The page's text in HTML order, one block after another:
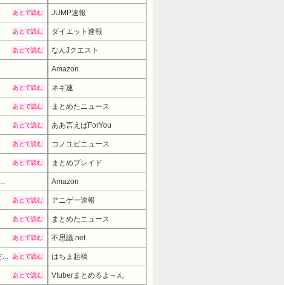
あとで読む JUMP速報
あとで読む ダイエット速報
あとで読む なんJクエスト
Amazon
あとで読む ネギ速
あとで読む まとめたニュース
あとで読む ああ言えばForYou
あとで読む コノユビニュース
あとで読む まとめブレイド
Amazon
あとで読む アニゲー速報
あとで読む まとめたニュース
あとで読む 不思議.net
あとで読む はちま起稿
あとで読む Vtuberまとめるよ～ん